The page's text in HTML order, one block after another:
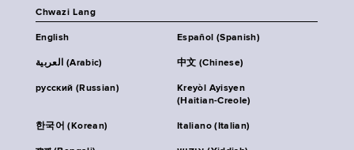
Chwazi Lang
English Español (Spanish)
العربية (Arabic) 中文 (Chinese)
русский (Russian)
Kreyòl Ayisyen
(Haitian-Creole)
한국어 (Korean) Italiano (Italian)